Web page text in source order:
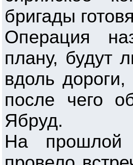
бригады
Операция
плану, будут
вдоль
после чего
Ябруд.
На прошлой